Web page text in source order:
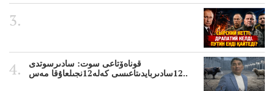
قوناەۆتاعى سوت: سادىرسوتدى
12سادىربايدىتاعىسى كەلە12نجىلعاۇقا مەس..